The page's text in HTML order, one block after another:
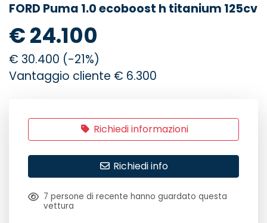
FORD Puma 1.0 ecoboost h titanium 125cv
€ 24.100
€ 30.400 (-21%)
Vantaggio cliente € 6.300
Richiedi informazioni
Richiedi info
7 persone di recente hanno guardato questa
vettura